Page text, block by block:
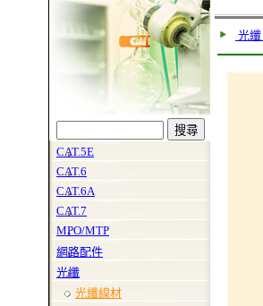
CAT.5E
CAT.6
CAT.6A
CAT.7
MPO/MTP
網路配件
光纖
光纖線材
光纖